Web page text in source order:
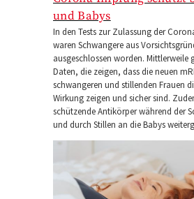
und Babys
In den Tests zur Zulassung der
waren Schwangere aus
ausgeschlossen worden. Mittlerweile
Daten, die zeigen, dass die neuen
schwangeren und stillenden Frauen
Wirkung zeigen und sicher sind.
schützende Antikörper während der
und durch Stillen an die Babys